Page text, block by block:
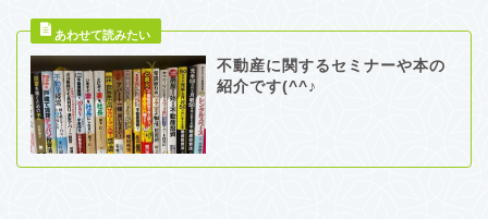
不動産に関するセミナーや本の
紹介です(^^♪